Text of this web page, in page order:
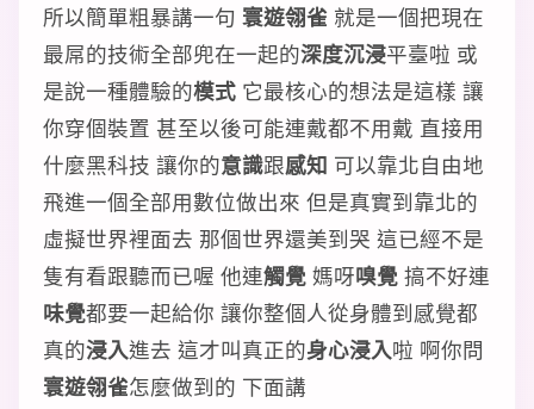
所以簡單粗暴講一句 寰遊翎雀 就是一個把現在
最屌的技術全部兜在一起的深度沉浸平臺啦 或
是說一種體驗的模式 它最核心的想法是這樣 讓
你穿個裝置 甚至以後可能連戴都不用戴 直接用
什麼黑科技 讓你的意識跟感知 可以靠北自由地
飛進一個全部用數位做出來 但是真實到靠北的
虛擬世界裡面去 那個世界還美到哭 這已經不是
隻有看跟聽而已喔 他連觸覺 媽呀嗅覺 搞不好連
味覺都要一起給你 讓你整個人從身體到感覺都
真的浸入進去 這才叫真正的身心浸入啦 啊你問
寰遊翎雀怎麼做到的 下面講